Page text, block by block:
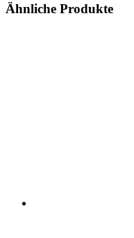
Ähnliche Produkte